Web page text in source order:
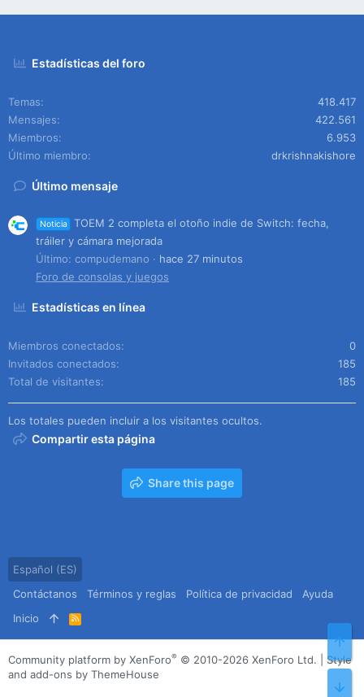
Estadísticas del foro
Temas
418.417
Mensajes
422.561
Miembros
6.953
Último miembro
drkrishnakishore
Último mensaje
Noticia
TOEM 2 completa el otoño indie de Switch: fecha,
tráiler y cámara mejorada
Último: compudemano
hace 27 minutos
Foro de consolas y juegos
Estadísticas en línea
Miembros conectados
0
Invitados conectados
185
Total de visitantes
185
Los totales pueden incluir a los visitantes ocultos.
Compartir esta página
Share this page
Español (ES)
Contáctanos
Términos y reglas Política de privacidad
Ayuda
Inicio
R
S
S
Community platform by XenForo® © 2010-2026 XenForo Ltd.
Style
and add-ons by ThemeHouse